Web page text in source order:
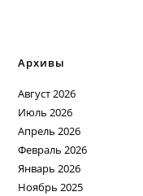
Архивы
Август 2026
Июль 2026
Апрель 2026
Февраль 2026
Январь 2026
Ноябрь 2025